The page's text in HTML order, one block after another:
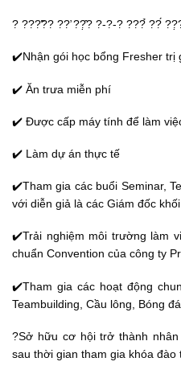
? ???̛̃?? ??̛ ??̣̂? ?-?-? ???̉ ??́
✔️Nhận gói học bổng Fresher trị
✔️ Ăn trưa miễn phí
✔️ Được cấp máy tính để làm
✔️ Làm dự án thực tế
✔️Tham gia các buổi Seminar,
với diễn giả là các Giám đốc khối
✔️Trải nghiệm môi trường làm
chuẩn Convention của công ty
✔️Tham gia các hoạt động
Teambuilding, Cầu lông, Bóng
?Sở hữu cơ hội trở thành
sau thời gian tham gia khóa đào